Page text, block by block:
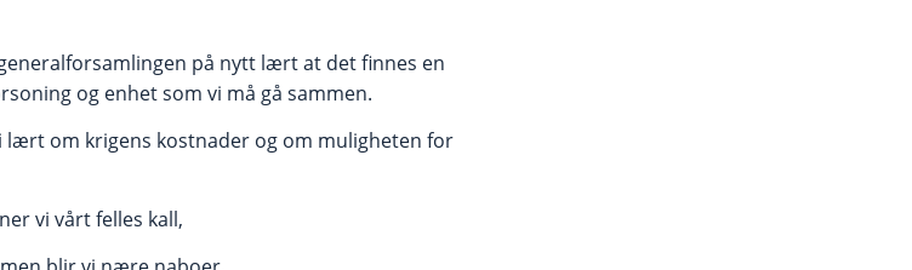
på nytt lært at det finnes en
og enhet som vi må gå sammen.
lært om krigens kostnader og om muligheten for
vi vårt felles kall,